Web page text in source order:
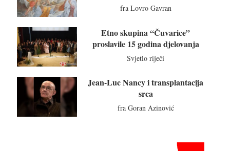
fra Lovro Gavran
Etno skupina “Čuvarice”
proslavile 15 godina djelovanja
Svjetlo riječi
Jean-Luc Nancy i transplantacija
srca
fra Goran Azinović